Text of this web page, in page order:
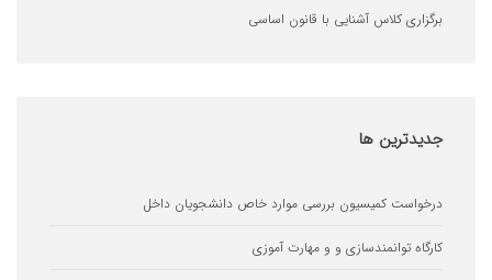
کلاس آشنایی با قانون اساسی
ها
کمیسیون بررسی موارد خاص دانشجویان داخل
توانمندسازی و و مهارت آموزی